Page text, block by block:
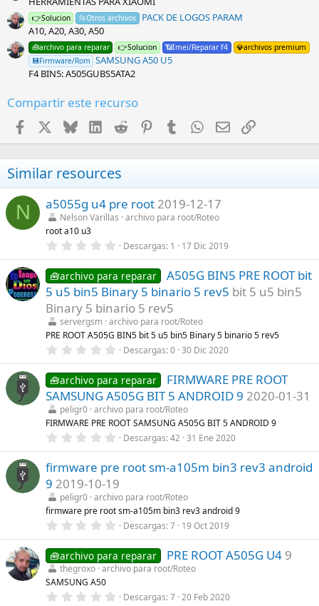
👉Solucion 📂Otros archivos
PACK DE LOGOS PARAM
A10, A20, A30, A50
🧰archivo para reparar 👉Solucion 📶Imei/Reparar f4
💎archivos premium
💾Firmware/Rom SAMSUNG A50 U5
F4 BIN5: A505GUBS5ATA2
Compartir este recurso
Facebook BlueskyLinkedInReddit PinterestTumblr WhatsApp
EmailEnlace
Similar resources
N a5055g u4 pre root 2019-12-17
Nelson Varillas
archivo para root/Roteo
root a10 u3
0
0
0
e
s
t
r
e
l
a
(
s
)
Descargas 1 17 Dic 2019
🧰archivo para reparar
A505G BIN5 PRE ROOT bit
5 u5 bin5 Binary 5 binario 5 rev5 bit 5 u5 bin5
Binary 5 binario 5 rev5
servergsm archivo para root/Roteo
PRE ROOT A505G BIN5 bit 5 u5 bin5 Binary 5 binario 5 rev5
0
0
0
e
s
t
r
e
l
(
s
)
Descargas 0 30 Dic 2020
🧰archivo para reparar
FIRMWARE PRE ROOT
SAMSUNG A505G BIT 5 ANDROID 9 2020-01-31
peligr0 archivo para root/Roteo
FIRMWARE PRE ROOT SAMSUNG A505G BIT 5 ANDROID 9
0
0
0
e
s
t
r
e
l
a
(
s
)
Descargas 42 31 Ene 2020
firmware pre root sm-a105m bin3 rev3 android
9 2019-10-19
peligr0 archivo para root/Roteo
firmware pre root sm-a105m bin3 rev3 android 9
0
0
0
e
s
r
Descargas 7 19 Oct 2019
🧰archivo para reparar PRE ROOT A505G U4 9
thegroxo archivo para root/Roteo
SAMSUNG A50
0 Descargas 7 20 Feb 2020